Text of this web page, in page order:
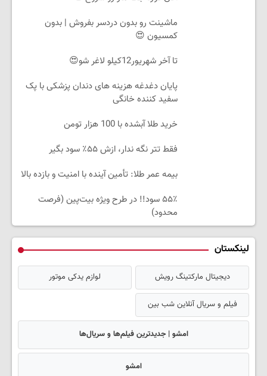
ماشینت رو بدون دردسر بفروش | بدون
کمسیون 😍
تا آخر شهریور12کیلو لاغر شو😍
پایان دغدغه هزینه های دندان پزشکی با پک
سفید کننده خانگی
خرید طلا آبشده با 100 هزار تومن
فقط تتر نگه ندار، ازش ۵۵٪ سود بگیر
بیمه عمر طلا: تأمین آینده با امنیت و بازده بالا
۵۵٪ سود!! در طرح ویژه بیت‌پین (فرصت
محدود)
لینکستان
دیجیتال مارکتینگ رویش لوازم یدکی موتور
فیلم و سریال آنلاین شب بین
امشو | جدیدترین فیلم‌ها و سریال‌ها
امشو